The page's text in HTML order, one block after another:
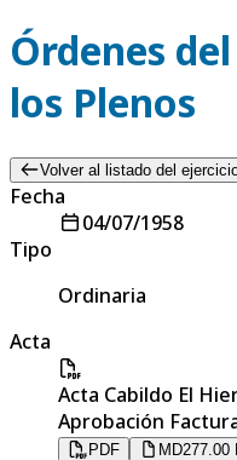
Órdenes
los Plenos
Volver al listado del
Fecha
04/07/1958
Tipo
Ordinaria
Acta
Acta Cabildo El
Aprobación
PDF MD277.00